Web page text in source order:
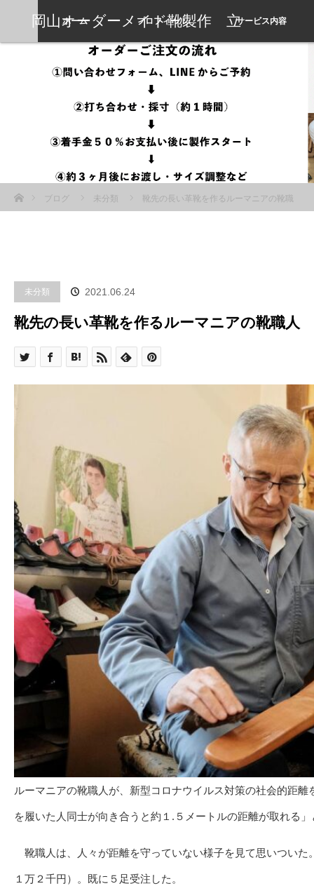
岡山オーダーメイド靴製作 立
岡靴工房
ホーム プロフィール サービス内容
ブログ
未分類 靴先の長い革靴を作るルーマニアの靴職
未分類 2021.06.24
靴先の長い革靴を作るルーマニアの靴職人
ルーマニアの靴職人が、新型コロナウイルス対策の社会的距
を履いた人同士が向き合うと約１.５メートルの距離が取れる
靴職人は、人々が距離を守っていない様子を見て思いつい
１万２千円）。既に５足受注した。